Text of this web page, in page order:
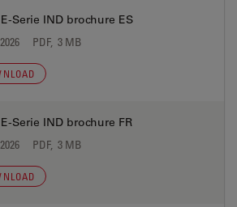
Serie IND brochure ES
PDF, 3 MB
Serie IND brochure FR
PDF, 3 MB